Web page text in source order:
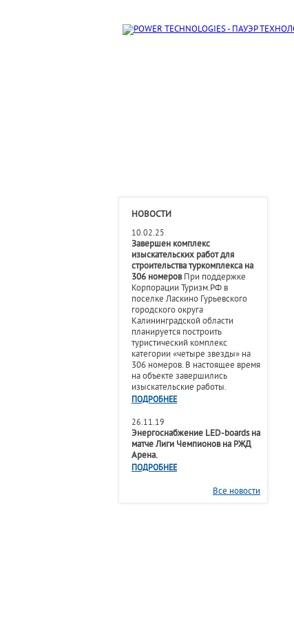
НОВОСТИ
10.02.25
Завершен комплекс
изыскательских работ для
строительства туркомплекса на
306 номеровПри поддержке
Корпорации Туризм.РФ в
поселке Ласкино Гурьевского
городского округа
Калининградской области
планируется построить
туристический комплекс
категории «четыре звезды» на
306 номеров. В настоящее время
на объекте завершились
изыскательские работы.
ПОДРОБНЕЕ
26.11.19
Энергоснабжение LED-boards на
матче Лиги Чемпионов на РЖД
Арена.
ПОДРОБНЕЕ
Все новости